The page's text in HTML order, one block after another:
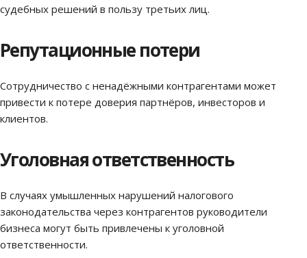
судебных решений в пользу третьих лиц.
Репутационные потери
Сотрудничество с ненадёжными контрагентами может
привести к потере доверия партнёров, инвесторов и
клиентов.
Уголовная ответственность
В случаях умышленных нарушений налогового
законодательства через контрагентов руководители
бизнеса могут быть привлечены к уголовной
ответственности.